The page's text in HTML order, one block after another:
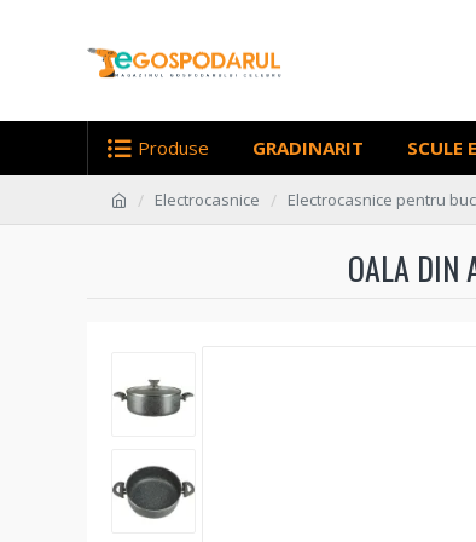
Produse GRADINARIT SCULE
Electrocasnice Electrocasnice pentru
OALA DIN